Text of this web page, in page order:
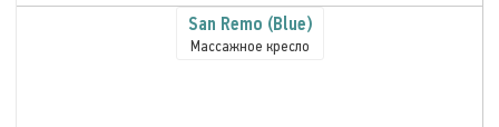
San Remo (Blue)
Массажное кресло